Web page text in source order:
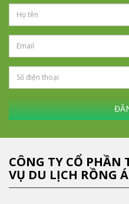
CÔNG TY CỔ
VỤ DU LỊCH RỒNG